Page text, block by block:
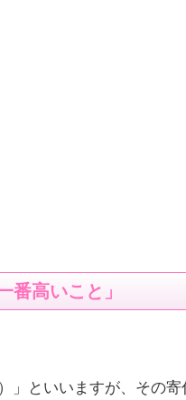
番高いこと」
」といいますが、その